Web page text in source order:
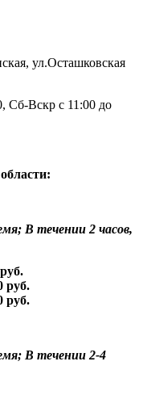
ул.Осташковская
Сб-Вскр с 11:00 до
В течении 2 часов,
руб.
руб.
В течении 2-4